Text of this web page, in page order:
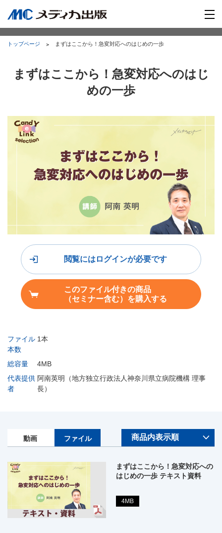
トップページ まずはここから！急変対応へのはじめの一歩
まずはここから！急変対応へのはじ
めの一歩
ファイル
本数
1本
総容量
4MB
代表提供
者
阿南英明（地方独立行政法人神奈川県立病院機構 理事
長）
閲覧にはログインが必要です
このファイル付きの商品
（セミナー含む）を購入する
動画 ファイル
まずはここから！急変対応への
はじめの一歩 テキスト資料
4MB